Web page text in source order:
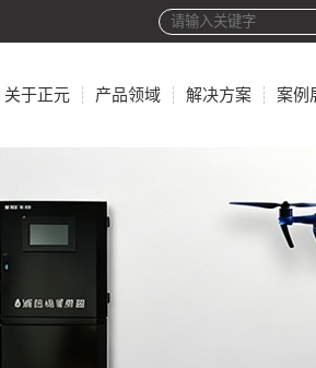
关于正元 产品领域 解决方案 案例